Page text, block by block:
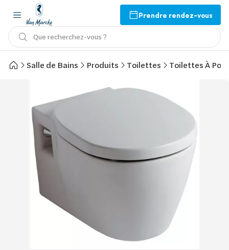
Prendre rendez-vous
Que recherchez-vous ?
Salle de Bains Produits Toilettes Toilettes À